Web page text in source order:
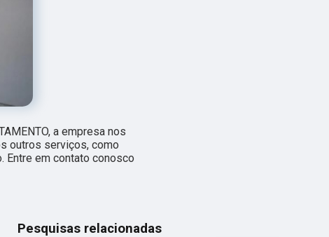
a empresa nos
outros serviços, como
em contato conosco
Pesquisas relacionadas